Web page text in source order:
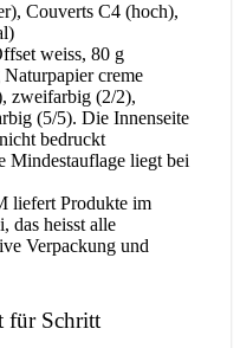
Couverts C4 (hoch),
weiss, 80 g
creme
zweifarbig (2/2),
(5/5). Die Innenseite
bedruckt
Mindestauflage liegt bei
liefert Produkte im
das heisst alle
Verpackung und
für Schritt